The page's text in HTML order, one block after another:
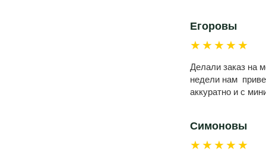
Егоровы
★★★★★
Делали заказ на
недели нам
аккуратно и с
Симоновы
★★★★★